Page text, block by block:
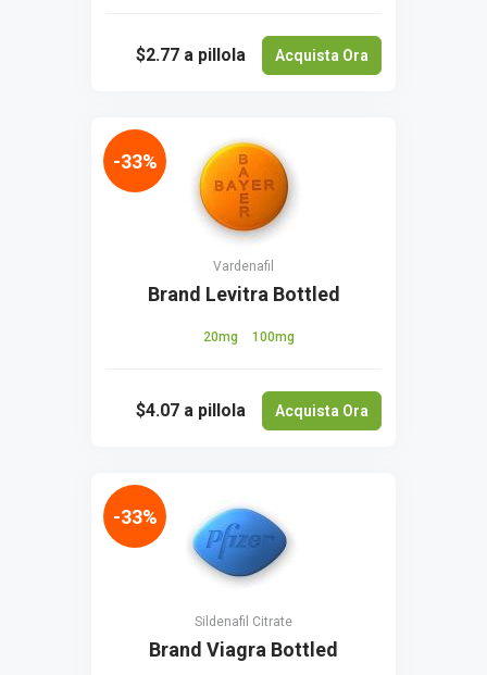
$2.77 a pillola Acquista Ora
Vardenafil
Brand Levitra Bottled
20mg 100mg
$4.07 a pillola Acquista Ora
-33%
Sildenafil Citrate
Brand Viagra Bottled
-33%